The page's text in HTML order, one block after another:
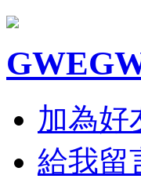
加為好
給我留